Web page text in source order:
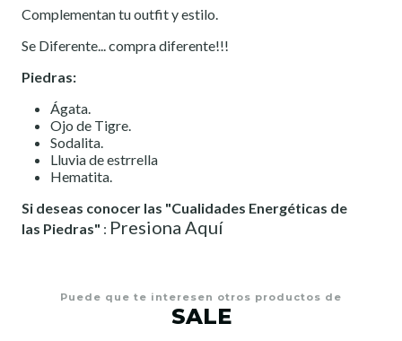
Complementan tu outfit y estilo.
Se Diferente... compra diferente!!!
Piedras:
Ágata.
Ojo de Tigre.
Sodalita.
Lluvia de estrrella
Hematita.
Si deseas conocer las "Cualidades Energéticas de
las Piedras" : Presiona Aquí
Puede que te interesen otros productos de
SALE